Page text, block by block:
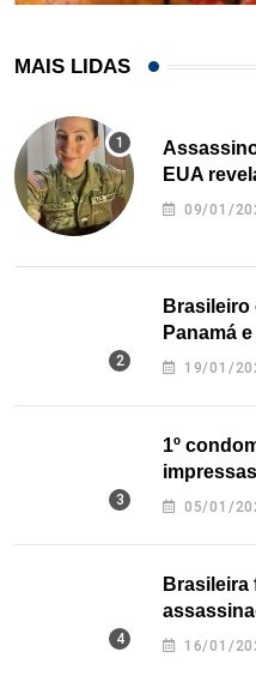
MAIS LIDAS
EUA
09/01/
Brasileiro
Panamá
nos EUA
19/01/
1º
Texas
05/01/
16/01/